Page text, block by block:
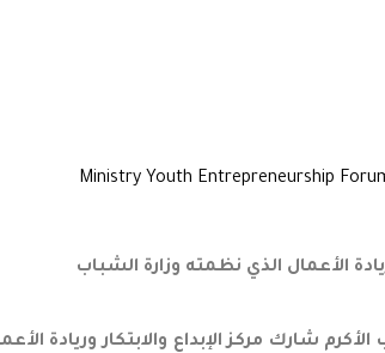
الأعمال الذي نظمته وزارة الشباب
الأكرم شارك مركز الإبداع والابتكار